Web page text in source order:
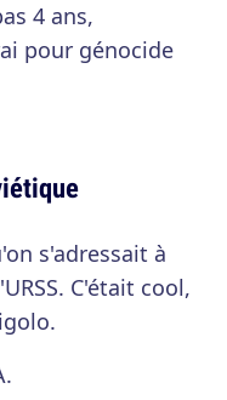
4 ans,
pour génocide
s'adressait à
C'était cool,